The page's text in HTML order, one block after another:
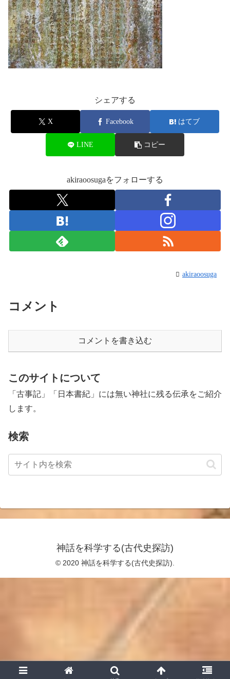
シェアする
X Facebook はてブ
LINE コピー
akiraoosugaをフォローする
akiraoosuga
コメント
コメントを書き込む
このサイトについて
「古事記」「日本書紀」には無い神社に残る伝承をご紹介
します。
検索
神話を科学する(古代史探訪)
© 2020 神話を科学する(古代史探訪).